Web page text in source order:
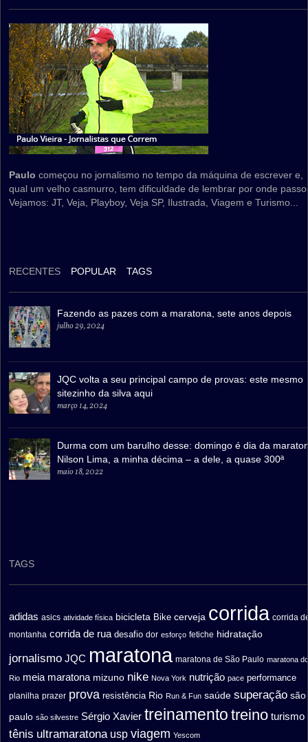
Paulo começou no jornalismo no tempo da máquina de escrever e,
qual um velho casmurro, tem dificuldade de lembrar por onde
Vejamos: JT, Veja, Playboy, Veja SP, Ilustrada, Viagem e Turismo...
RECENTES POPULAR TAGS
Fazendo as pazes com a maratona, sete anos depois
julho 29, 2024
JQC volta a seu principal campo de provas: este mesmo
sitezinho da silva aqui
março 14, 2024
Durma com um barulho desse: domingo é dia da
Nilson Lima, a minha décima – a dele, a quase 300ª
maio 18, 2022
TAGS
adidas asics atividade física bicicleta Bike cerveja corrida corrida
montanha corrida de rua desafio dor esforço fetiche hidratação
jornalismo JQC maratona maratona de São Paulo maratona
Rio meia maratona mizuno nike Nova York nutrição pace performance
planilha prazer prova resistência Rio Run & Fun saúde superação são
paulo são silvestre Sérgio Xavier treinamento treino turismo
tênis ultramaratona usp viagem Yescom